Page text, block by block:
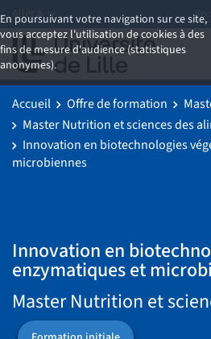
En poursuivant votre navigation sur ce site,
vous acceptez l'utilisation de cookies à des
fins de mesure d'audience (statistiques
anonymes).
Aller à
Accueil Offre de formation
Master Nutrition et sciences des
Innovation en biotechnologies
microbiennes
Innovation en
enzymatiques et
Master Nutrition et